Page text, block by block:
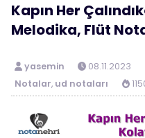
Kapın Her
Melodika, Flüt
yasemin 08.11.2023
Notalar, ud notaları